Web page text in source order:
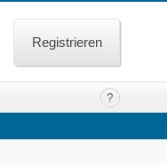
Registrieren